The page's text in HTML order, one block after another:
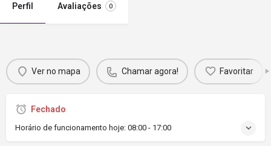
Perfil Avaliações 0
Ver no mapa Chamar agora! Favoritar
Fechado
Horário de funcionamento hoje: 08:00 - 17:00